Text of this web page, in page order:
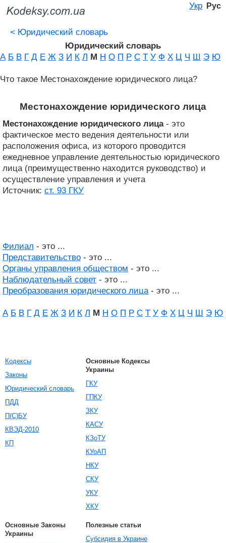
Укр Рус
< Юридический словарь
Юридический словарь
А Б В Г Д Е Ж З И К Л М Н О П Р С Т У Ф Х Ц Ч Ш Э Ю
Что такое Местонахождение юридического лица?
Местонахождение юридического лица
Местонахождение юридического лица- это
фактическое место ведения деятельности или
расположения офиса, из которого проводится
ежедневное управление деятельностью юридического
лица (преимущественно находится руководство) и
осуществление управления и учета
Источник: ст. 93 ГКУ
Филиал - это ...
Представительство - это ...
Органы управления обществом - это ...
Наблюдательный совет - это ...
Преобразования юридического лица- это ...
А Б В Г Д Е Ж З И К Л М Н О П Р С Т У Ф Х Ц Ч Ш Э Ю
Кодексы
Законы
Юридический словарь
ПДД
П(С)БУ
КВЭД-2010
КП
Основные Кодексы
Украины
ГКУ
ГПКУ
ЗКУ
КАСУ
КЗоТУ
КУоАП
НКУ
СКУ
УКУ
ХКУ
Основные Законы
Украины
Полезные статьи
Субсидия в Украине